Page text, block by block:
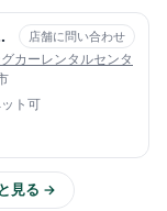
エーアイ） 店舗に問い合わせ
カーレンタルセンタ
ト可
見る →